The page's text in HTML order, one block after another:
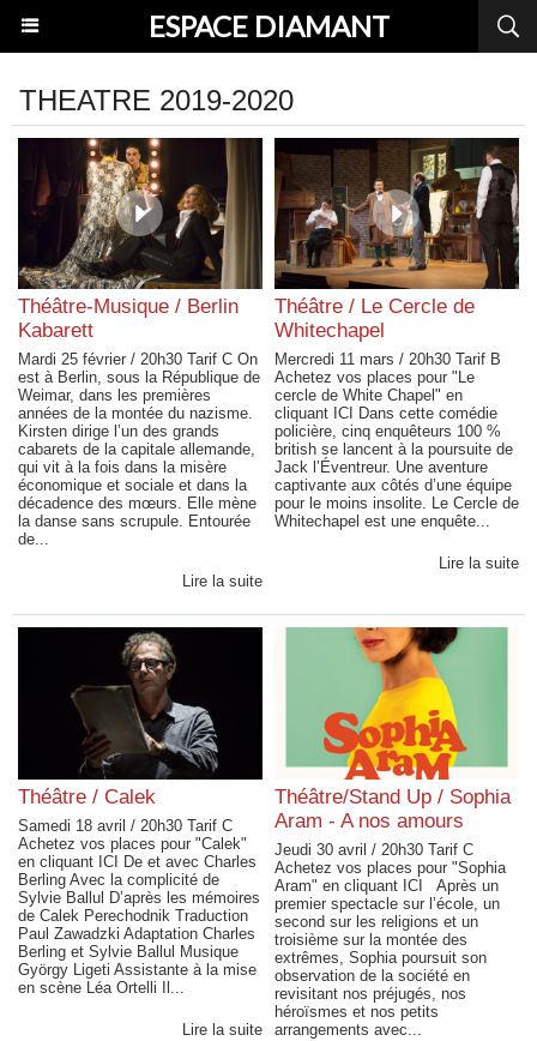
ESPACE DIAMANT
THEATRE 2019-2020
Théâtre-Musique / Berlin
Kabarett
Mardi 25 février / 20h30 Tarif C On
est à Berlin, sous la République de
Weimar, dans les premières
années de la montée du nazisme.
Kirsten dirige l’un des grands
cabarets de la capitale allemande,
qui vit à la fois dans la misère
économique et sociale et dans la
décadence des mœurs. Elle mène
la danse sans scrupule. Entourée
de...
Lire la suite
Théâtre / Le Cercle de
Whitechapel
Mercredi 11 mars / 20h30 Tarif B
Achetez vos places pour "Le
cercle de White Chapel" en
cliquant ICI Dans cette comédie
policière, cinq enquêteurs 100 %
british se lancent à la poursuite de
Jack l’Éventreur. Une aventure
captivante aux côtés d’une équipe
pour le moins insolite. Le Cercle de
Whitechapel est une enquête...
Lire la suite
Théâtre / Calek
Samedi 18 avril / 20h30 Tarif C
Achetez vos places pour "Calek"
en cliquant ICI De et avec Charles
Berling Avec la complicité de
Sylvie Ballul D’après les mémoires
de Calek Perechodnik Traduction
Paul Zawadzki Adaptation Charles
Berling et Sylvie Ballul Musique
György Ligeti Assistante à la mise
en scène Léa Ortelli Il...
Lire la suite
Théâtre/Stand Up / Sophia
Aram - A nos amours
Jeudi 30 avril / 20h30 Tarif C
Achetez vos places pour "Sophia
Aram" en cliquant ICI Après un
premier spectacle sur l’école, un
second sur les religions et un
troisième sur la montée des
extrêmes, Sophia poursuit son
observation de la société en
revisitant nos préjugés, nos
héroïsmes et nos petits
arrangements avec...